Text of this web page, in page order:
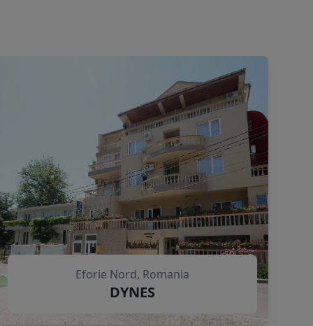
Eforie Nord, Romania
DYNES